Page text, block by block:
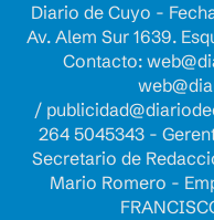
Diario de Cuyo -
Av. Alem Sur 1639.
Contacto:
/
264 5045343 -
Secretario de
Mario Romero -